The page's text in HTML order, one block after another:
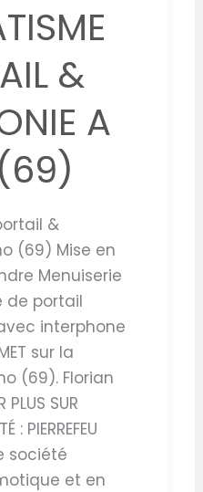
&
A
&
(69) Mise en
Menuiserie
de portail
interphone
sur la
(69). Florian
PLUS SUR
: PIERREFEU
société
et en